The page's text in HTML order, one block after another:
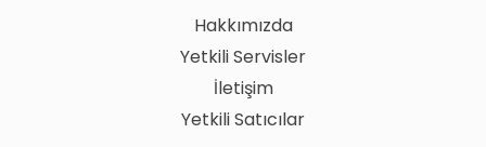
Hakkımızda
Yetkili Servisler
İletişim
Yetkili Satıcılar